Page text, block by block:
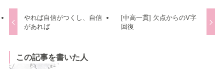
やれば自信がつくし、自信
があれば
[中高一貫] 欠点からのV字
回復
この記事を書いた人